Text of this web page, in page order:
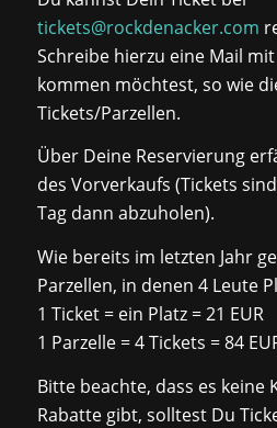
tickets@rockdenacker.com
Schreibe hierzu eine Mail
kommen möchtest, so wie
Tickets/Parzellen.
Über Deine Reservierung
des Vorverkaufs (Tickets
Tag dann abzuholen).
Wie bereits im letzten Jahr
Parzellen, in denen 4 Leute
1 Ticket = ein Platz = 21 EUR
1 Parzelle = 4 Tickets = 84
Bitte beachte, dass es keine
Rabatte gibt, solltest Du